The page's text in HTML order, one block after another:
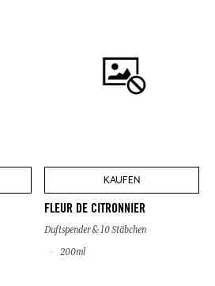
KAUFEN
FLEUR DE CITRONNIER
Duftspender & 10 Stäbchen
200ml